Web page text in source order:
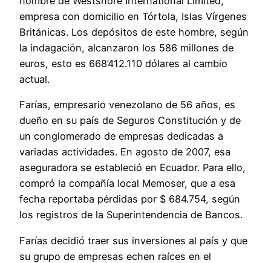
empresa con domicilio en Tórtola, Islas Vírgenes
Británicas. Los depósitos de este hombre, según
la indagación, alcanzaron los 586 millones de
euros, esto es 668’412.110 dólares al cambio
actual.
Farías, empresario venezolano de 56 años, es
dueño en su país de Seguros Constitución y de
un conglomerado de empresas dedicadas a
variadas actividades. En agosto de 2007, esa
aseguradora se estableció en Ecuador. Para ello,
compró la compañía local Memoser, que a esa
fecha reportaba pérdidas por $ 684.754, según
los registros de la Superintendencia de Bancos.
Farías decidió traer sus inversiones al país y que
su grupo de empresas echen raíces en el